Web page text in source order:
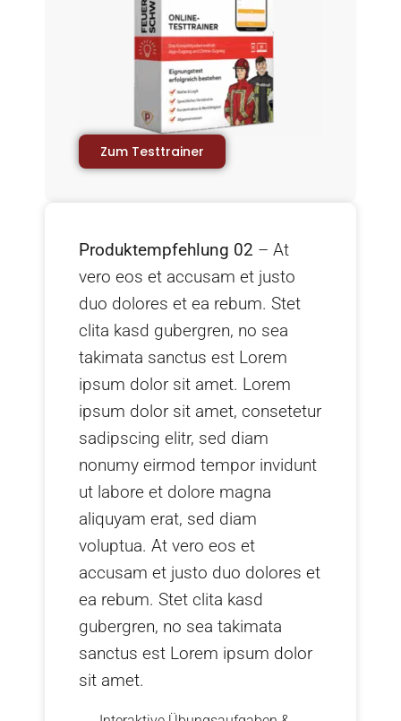
Zum Testtrainer
Produktempfehlung 02 – At
vero eos et accusam et justo
duo dolores et ea rebum. Stet
clita kasd gubergren, no sea
takimata sanctus est Lorem
ipsum dolor sit amet. Lorem
ipsum dolor sit amet, consetetur
sadipscing elitr, sed diam
nonumy eirmod tempor invidunt
ut labore et dolore magna
aliquyam erat, sed diam
voluptua. At vero eos et
accusam et justo duo dolores et
ea rebum. Stet clita kasd
gubergren, no sea takimata
sanctus est Lorem ipsum dolor
sit amet.